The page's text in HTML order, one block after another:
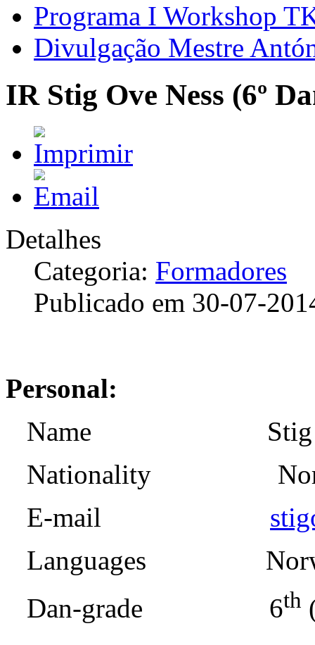
Programa I Workshop
Divulgação Mestre
IR Stig Ove Ness (6º
Detalhes
Categoria: Formadores
Publicado em 30-07-
Personal:
Name Stig
Nationality
E-mail
Languages
Dan-grade 6th